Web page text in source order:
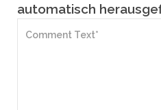
automatisch